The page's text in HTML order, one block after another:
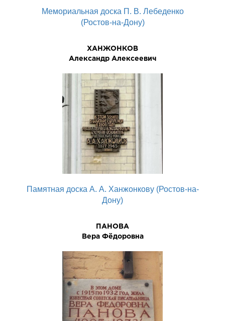
Мемориальная доска П. В. Лебеденко
(Ростов-на-Дону)
ХАНЖОНКОВ
Александр Алексеевич
Памятная доска А. А. Ханжонкову (Ростов-на-
Дону)
ПАНОВА
Вера Фёдоровна